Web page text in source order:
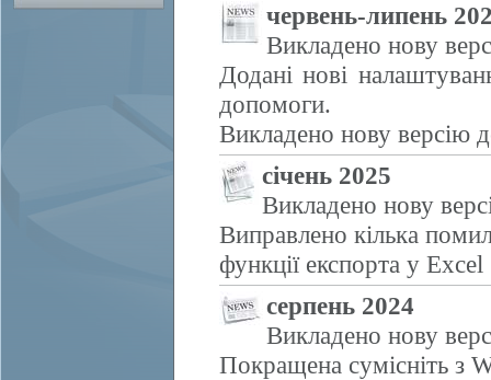
червень-липень
Викладено нову
Додані нові
допомоги.
Викладено нову версію
січень 2025
Викладено нову
Виправлено кілька
функції експорта у Excel
серпень 2024
Викладено нову
Покращена сумісніть з